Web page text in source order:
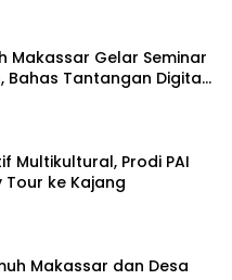
Makassar Gelar Seminar
Bahas Tantangan Digital
Multikultural, Prodi PAI
Tour ke Kajang
Makassar dan Desa